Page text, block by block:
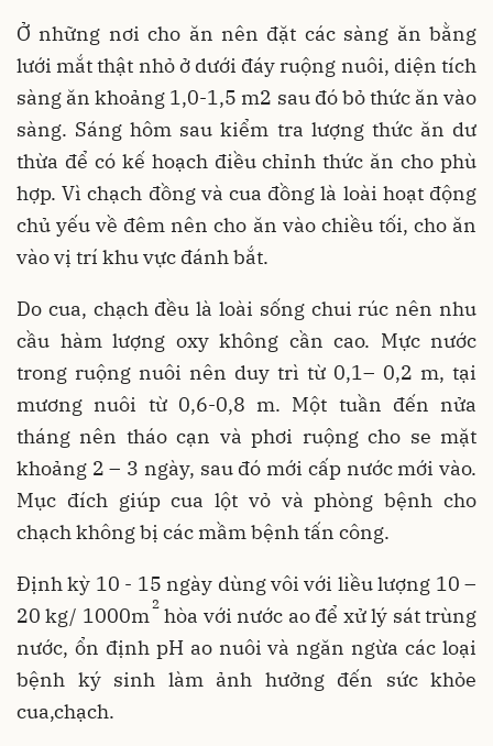
Ở những nơi cho ăn nên đặt các sàng ăn bằng
lưới mắt thật nhỏ ở dưới đáy ruộng nuôi, diện tích
sàng ăn khoảng 1,0-1,5 m2 sau đó bỏ thức ăn vào
sàng. Sáng hôm sau kiểm tra lượng thức ăn dư
thừa để có kế hoạch điều chỉnh thức ăn cho phù
hợp. Vì chạch đồng và cua đồng là loài hoạt động
chủ yếu về đêm nên cho ăn vào chiều tối, cho ăn
vào vị trí khu vực đánh bắt.
Do cua, chạch đều là loài sống chui rúc nên nhu
cầu hàm lượng oxy không cần cao. Mực nước
trong ruộng nuôi nên duy trì từ 0,1– 0,2 m, tại
mương nuôi từ 0,6-0,8 m. Một tuần đến nửa
tháng nên tháo cạn và phơi ruộng cho se mặt
khoảng 2 – 3 ngày, sau đó mới cấp nước mới vào.
Mục đích giúp cua lột vỏ và phòng bệnh cho
chạch không bị các mầm bệnh tấn công.
Định kỳ 10 - 15 ngày dùng vôi với liều lượng 10 –
20 kg/ 1000m2hòa với nước ao để xử lý sát trùng
nước, ổn định pH ao nuôi và ngăn ngừa các loại
bệnh ký sinh làm ảnh hưởng đến sức khỏe
cua,chạch.